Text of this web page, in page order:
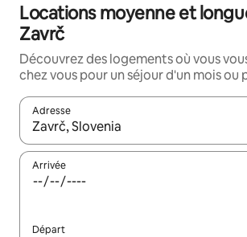
Locations moyenne et
Zavrč
Découvrez des logements où vous
chez vous pour un séjour d'un mois ou
Adresse
Lorsque les résultats s'affichent, utilisez
Arrivée
Départ